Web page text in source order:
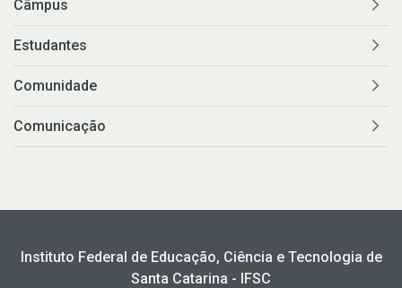
Câmpus
Estudantes
Comunidade
Comunicação
Instituto Federal de Educação, Ciência e Tecnologia de
Santa Catarina - IFSC